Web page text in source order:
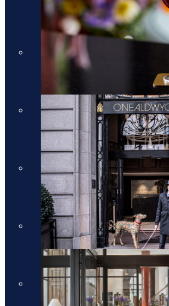
מלונות יוקרה
מלונות יוקרה בכרתים
מלונות יוקרה בכרתים
מלונות יוקרה בקורפו
מלונות יוקרה בקורפו
מלונות יוקרה באתונה
מלונות יוקרה באתונה
מלונות יוקרה בקפריסין
מלונות יוקרה בקפריסין
מלונות יוקרה בקוסטה נברינו